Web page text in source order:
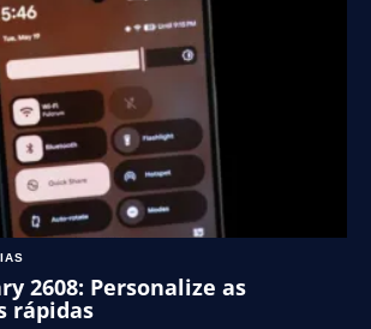
2608: Personalize as
rápidas